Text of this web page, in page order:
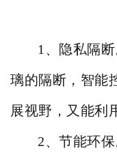
1、隐私隔
璃的隔断，智能
展视野，又能利
2、节能环